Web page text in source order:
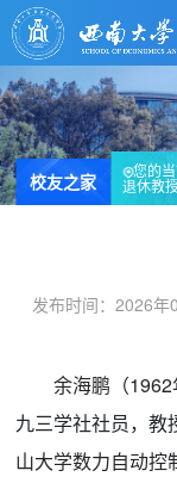
校友之家 您的
退休教
发布时间：2026
余海鹏（
九三学社社员，教
山大学数力自动控